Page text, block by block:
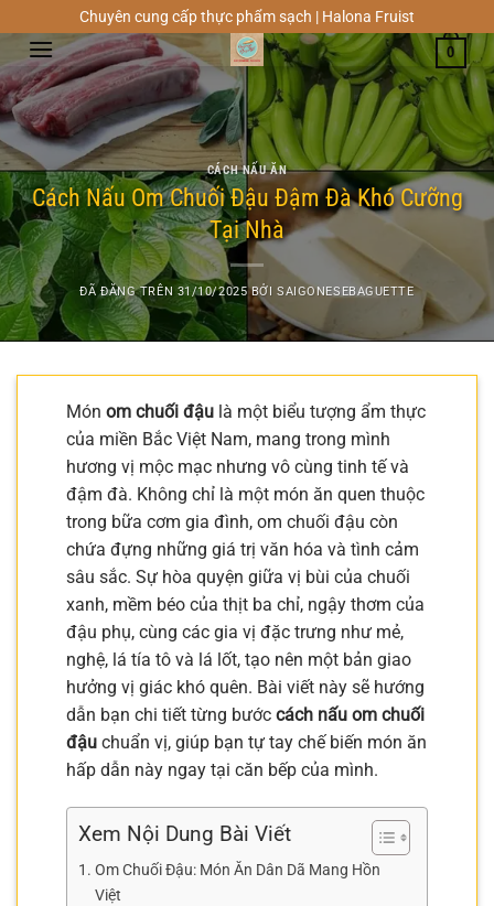
đến
nội
dung
Chuyên cung cấp thực phẩm sạch | Halona Fruist
0
CÁCH NẤU ĂN
Cách Nấu Om Chuối Đậu Đậm Đà Khó Cưỡng
Tại Nhà
ĐÃ ĐĂNG TRÊN 31/10/2025 BỞISAIGONESEBAGUETTE
Món om chuối đậu là một biểu tượng ẩm thực
của miền Bắc Việt Nam, mang trong mình
hương vị mộc mạc nhưng vô cùng tinh tế và
đậm đà. Không chỉ là một món ăn quen thuộc
trong bữa cơm gia đình, om chuối đậu còn
chứa đựng những giá trị văn hóa và tình cảm
sâu sắc. Sự hòa quyện giữa vị bùi của chuối
xanh, mềm béo của thịt ba chỉ, ngậy thơm của
đậu phụ, cùng các gia vị đặc trưng như mẻ,
nghệ, lá tía tô và lá lốt, tạo nên một bản giao
hưởng vị giác khó quên. Bài viết này sẽ hướng
dẫn bạn chi tiết từng bước cách nấu om chuối
đậu chuẩn vị, giúp bạn tự tay chế biến món ăn
hấp dẫn này ngay tại căn bếp của mình.
Xem Nội Dung Bài Viết
Om Chuối Đậu: Món Ăn Dân Dã Mang Hồn
Việt